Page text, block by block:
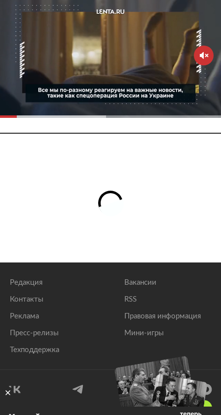
Редакция
Контакты
Реклама
Пресс-релизы
Техподдержка
Вакансии
RSS
Правовая информация
Мини-игры